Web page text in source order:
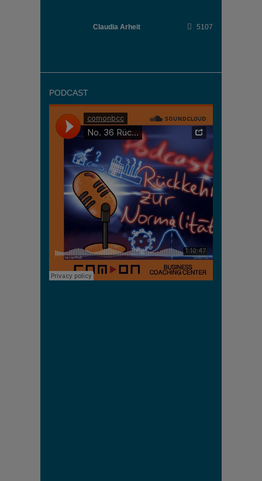
Claudia Arheit 5107
PODCAST